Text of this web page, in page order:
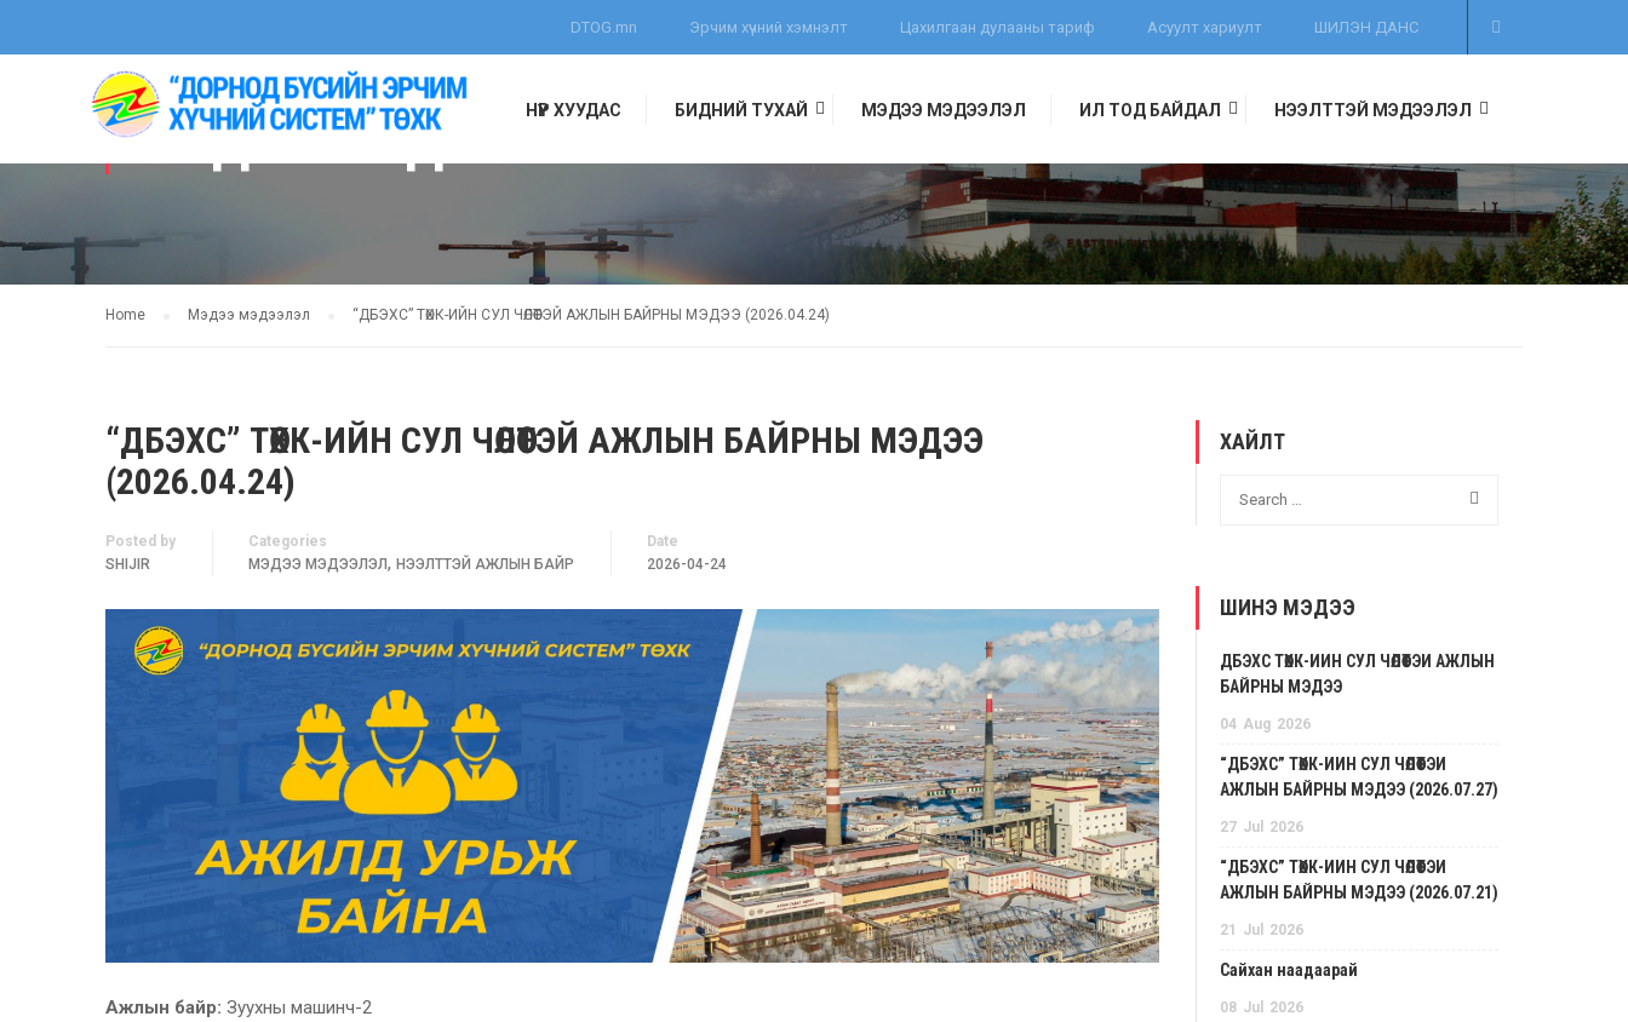
DTOG.mn Эрчим хүчний хэмнэлт Цахилгаан дулааны тариф Асуулт хариулт ШИЛЭН ДАНС
НҮҮР ХУУДАС БИДНИЙ ТУХАЙ МЭДЭЭ МЭДЭЭЛЭЛ ИЛ ТОД БАЙДАЛ НЭЭЛТТЭЙ МЭДЭЭЛЭЛ
МЭДЭЭ МЭДЭЭЛЭЛ
Home Мэдээ мэдээлэл “ДБЭХС” ТӨХК-ИЙН СУЛ ЧӨЛӨӨТЭЙ АЖЛЫН БАЙРНЫ МЭДЭЭ (2026.04.24)
“ДБЭХС” ТӨХК-ИЙН СУЛ ЧӨЛӨӨТЭЙ АЖЛЫН БАЙРНЫ МЭДЭЭ
(2026.04.24)
Posted by
SHIJIR
Categories
МЭДЭЭ МЭДЭЭЛЭЛ, НЭЭЛТТЭЙ АЖЛЫН БАЙР
Date
2026-04-24
Ажлын байр: Зуухны машинч-2
ХАЙЛТ
ШИНЭ МЭДЭЭ
ДБЭХС ТӨХК-ИЙН СУЛ ЧӨЛӨӨТЭЙ АЖЛЫН
БАЙРНЫ МЭДЭЭ
04 Aug 2026
“ДБЭХС” ТӨХК-ИЙН СУЛ ЧӨЛӨӨТЭЙ
АЖЛЫН БАЙРНЫ МЭДЭЭ (2026.07.27)
27 Jul 2026
“ДБЭХС” ТӨХК-ИЙН СУЛ ЧӨЛӨӨТЭЙ
АЖЛЫН БАЙРНЫ МЭДЭЭ (2026.07.21)
21 Jul 2026
Сайхан наадаарай
08 Jul 2026